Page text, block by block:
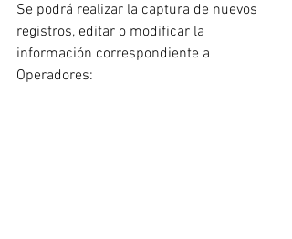
Se podrá realizar la captura de nuevos
registros, editar o modificar la
información correspondiente a
Operadores: